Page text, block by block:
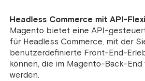
Headless Commerce mit API-
Magento bietet eine API-
für Headless Commerce, mit der
benutzerdefinierte Front-End-
können, die im Magento-Back-
werden.